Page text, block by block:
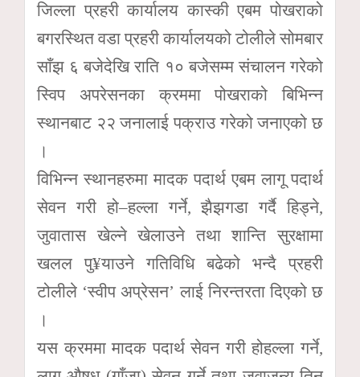
जिल्ला प्रहरी कार्यालय कास्की एबम पोखराको
बगरस्थित वडा प्रहरी कार्यालयको टोलीले सोमबार
साँझ ६ बजेदेखि राति १० बजेसम्म संचालन गरेको
स्विप अपरेसनका क्रममा पोखराको बिभिन्न
स्थानबाट २२ जनालाई पक्राउ गरेको जनाएको छ
।
विभिन्न स्थानहरुमा मादक पदार्थ एबम लागू पदार्थ
सेवन गरी हो–हल्ला गर्ने, झैझगडा गर्दै हिड्ने,
जुवातास खेल्ने खेलाउने तथा शान्ति सुरक्षामा
खलल पु¥याउने गतिविधि बढेको भन्दै प्रहरी
टोलीले ‘स्वीप अप्रेसन’ लाई निरन्तरता दिएको छ
।
यस क्रममा मादक पदार्थ सेवन गरी होहल्ला गर्ने,